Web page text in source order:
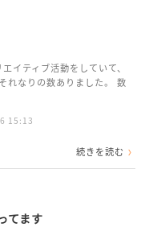
イティブ活動をしていて、
れなりの数ありました。 数
15:13
続きを読む
てます